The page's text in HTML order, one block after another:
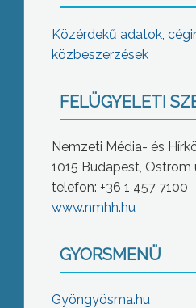
Közérdekű adatok,
közbeszerzések
FELÜGYELETI
Nemzeti Média- és
1015 Budapest, Ostrom
telefon: +36 1 457 7100
www.nmhh.hu
GYORSMENÜ
Gyöngyösma.hu